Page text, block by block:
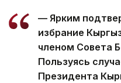
— Ярким
избрание
членом Совета
Пользуясь
Президента